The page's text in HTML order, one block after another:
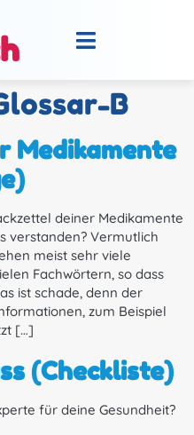
B
Medikamente
deiner Medikamente
verstanden? Vermutlich
meist sehr viele
Fachwörtern, so dass
ist schade, denn der
zum Beispiel
[…]
(Checkliste)
für deine Gesundheit?